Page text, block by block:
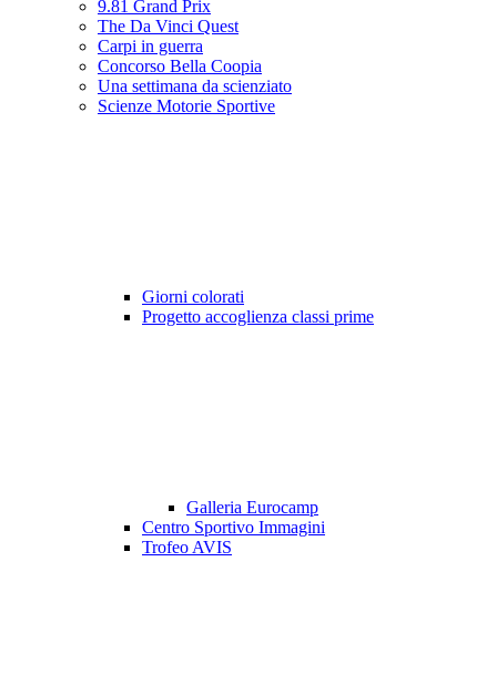
9.81 Grand Prix
The Da Vinci Quest
Carpi in guerra
Concorso Bella Coopia
Una settimana da scienziato
Scienze Motorie Sportive
Giorni colorati
Progetto accoglienza classi prime
Galleria Eurocamp
Centro Sportivo Immagini
Trofeo AVIS